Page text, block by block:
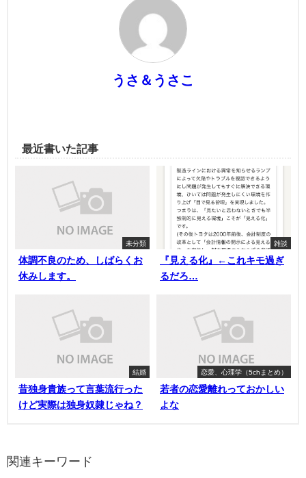
うさ＆うさこ
最近書いた記事
未分類
体調不良のため、しばらくお
休みします。
雑談
『見える化』←これキモ過ぎ
るだろ…
結婚
昔独身貴族って言葉流行った
けど実際は独身奴隷じゃね？
恋愛、心理学（5chまとめ）
若者の恋愛離れっておかしい
よな
関連キーワード